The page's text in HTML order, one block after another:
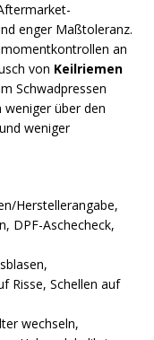
enger Maßtoleranz.
an
von Keilriemen
Schwadpressen
über den
weniger
Herstellerangabe,
DPF-Aschecheck,
Risse, Schellen auf
wechseln,